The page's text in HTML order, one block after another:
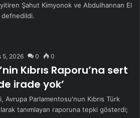
yitiren Şahut Kimyonok ve Abdulhannan El
defnedildi.
5, 2026 0 0
Kıbrıs Raporu’na sert
irade yok’
Avrupa Parlamentosu'nun Kıbrıs Türk
tanımlayan raporuna tepki gösterdi;